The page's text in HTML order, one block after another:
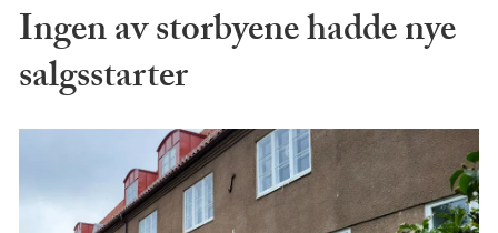
Ingen av storbyene hadde nye
salgsstarter